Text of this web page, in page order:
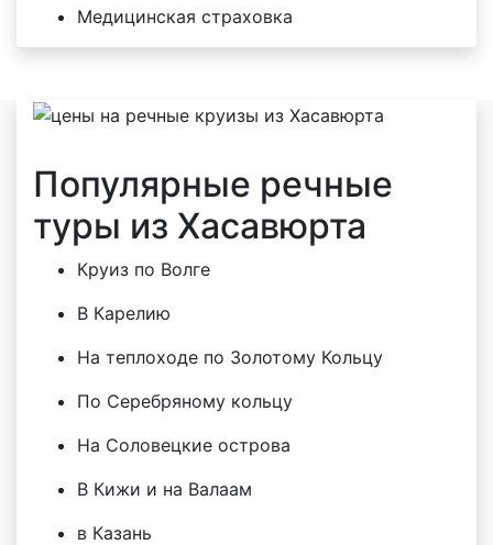
Медицинская страховка
Популярные речные
туры из Хасавюрта
Круиз по Волге
В Карелию
На теплоходе по Золотому Кольцу
По Серебряному кольцу
На Соловецкие острова
В Кижи и на Валаам
в Казань